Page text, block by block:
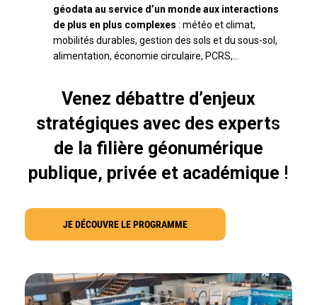
géodata au service d’un monde aux interactions
de plus en plus complexes : météo et climat,
mobilités durables, gestion des sols et du sous-sol,
alimentation, économie circulaire, PCRS,…
Venez débattre d’enjeux
stratégiques avec des experts
de la filière géonumérique
publique, privée et académique !
JE DÉCOUVRE LE PROGRAMME